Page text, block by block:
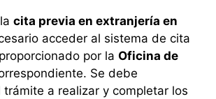
cita previa en extranjería en
acceder al sistema de cita
por la Oficina de
Se debe
trámite a realizar y completar los